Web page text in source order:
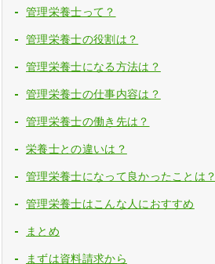
管理栄養士って？
管理栄養士の役割は？
管理栄養士になる方法は？
管理栄養士の仕事内容は？
管理栄養士の働き先は？
栄養士との違いは？
管理栄養士になって良かったことは？
管理栄養士はこんな人におすすめ
まとめ
まずは資料請求から